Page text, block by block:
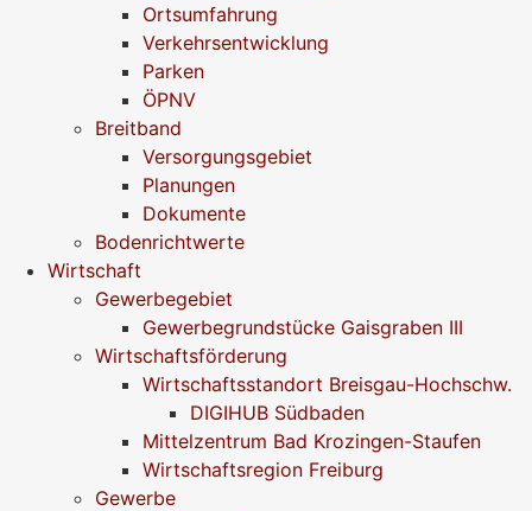
Ortsumfahrung
Verkehrsentwicklung
Parken
ÖPNV
Breitband
Versorgungsgebiet
Planungen
Dokumente
Bodenrichtwerte
Wirtschaft
Gewerbegebiet
Gewerbegrundstücke Gaisgraben III
Wirtschaftsförderung
Wirtschaftsstandort Breisgau-Hochschw.
DIGIHUB Südbaden
Mittelzentrum Bad Krozingen-Staufen
Wirtschaftsregion Freiburg
Gewerbe